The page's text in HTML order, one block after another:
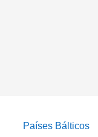
Países Bálticos